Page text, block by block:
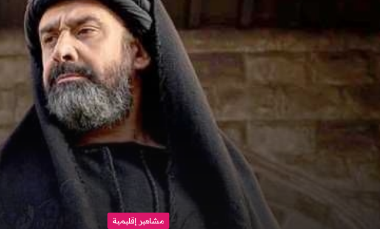
مشاهير إقليمية